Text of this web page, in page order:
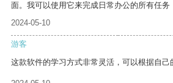
面。我可以使用它来完成日常办公的所有任务
2024-05-10
游客
这款软件的学习方式非常灵活，可以根据自己